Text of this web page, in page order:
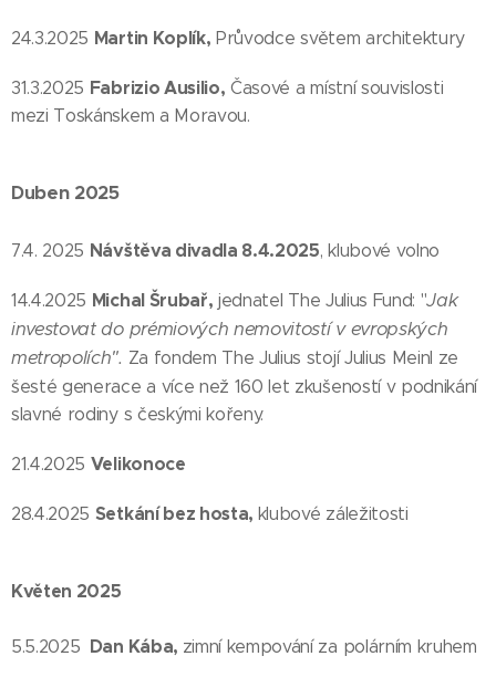
24.3.2025 Martin Koplík, Průvodce světem architektury
31.3.2025 Fabrizio Ausilio, Časové a místní souvislosti
mezi Toskánskem a Moravou.
Duben 2025
7.4. 2025 Návštěva divadla 8.4.2025, klubové volno
14.4.2025 Michal Šrubař, jednatel The Julius Fund: "Jak
investovat do prémiových nemovitostí v evropských
metropolích". Za fondem The Julius stojí Julius Meinl ze
šesté generace a více než 160 let zkušeností v podnikání
slavné rodiny s českými kořeny.
21.4.2025 Velikonoce
28.4.2025 Setkání bez hosta, klubové záležitosti
Květen 2025
5.5.2025 Dan Kába, zimní kempování za polárním kruhem